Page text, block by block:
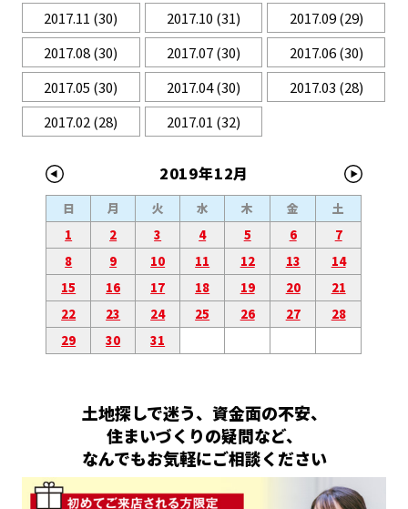
2017.11 (30) 2017.10 (31) 2017.09(29)
2017.08(30) 2017.07(30) 2017.06(30)
2017.05 (30) 2017.04(30) 2017.03 (28)
2017.02(28) 2017.01 (32)
2019年12月
日 月 火 水 木 金
土
1
2 3 4 5 6
7
8
9 10 11 12 13
14
15
16 17 18 19 20
21
22
23 24 25 26 27
28
29
30 31
土地探しで迷う、資金面の不安、
住まいづくりの疑問など、
なんでもお気軽にご相談ください